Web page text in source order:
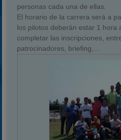
personas cada una de ellas.
El horario de la carrera será a
los pilotos deberán estar 1 hora
completar las inscripciones,
patrocinadores, briefing,…